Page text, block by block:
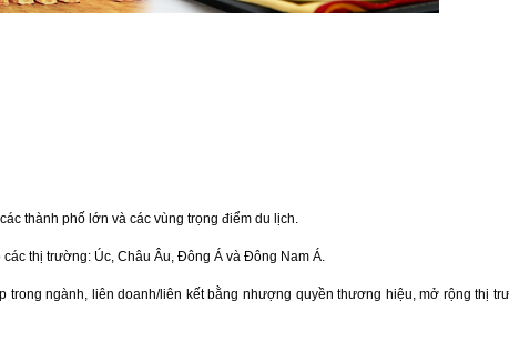
thành phố lớn và các vùng trọng điểm du lịch.
thị trường: Úc, Châu Âu, Đông Á và Đông Nam Á.
ngành, liên doanh/liên kết bằng nhượng quyền thương hiệu, mở rộng thị